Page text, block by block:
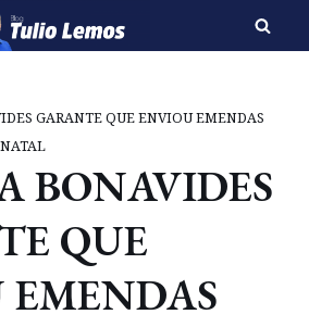
GARANTE QUE ENVIOU EMENDAS
BONAVIDES
QUE